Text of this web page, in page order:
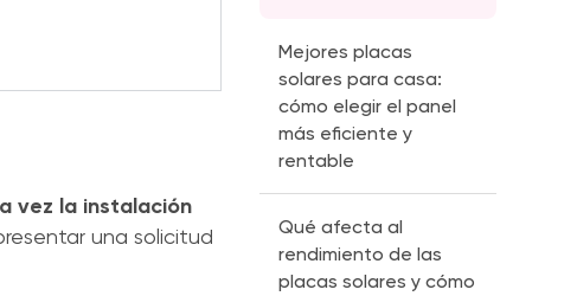
vez la instalación
una solicitud
Mejores placas
solares para casa:
cómo elegir el panel
más eficiente y
rentable
Qué afecta al
rendimiento de las
placas solares y cómo